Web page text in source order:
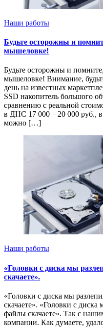
Наши работы
Будьте осторожны и
мышеловке!
Будьте осторожны и
мышеловке! Внимание,
день на известных
SSD накопитель большого
сравнению с реальной
в ДНС 17 000 – 20 000 руб.,
можно […]
Наши работы
«Головки с диска мы
скачаете».
«Головки с диска мы
скачаете». «Головки с
файлы скачаете». Так с
компании. Как думаете,